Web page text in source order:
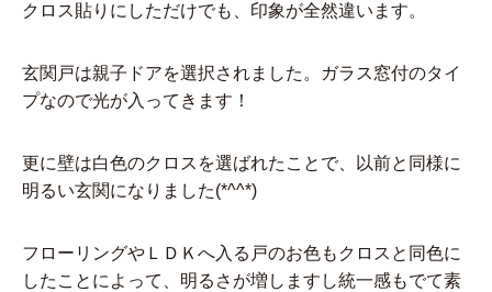
クロス貼りにしただけでも、印象が全然違います。
玄関戸は親子ドアを選択されました。ガラス窓付のタイ
プなので光が入ってきます！
更に壁は白色のクロスを選ばれたことで、以前と同様に
明るい玄関になりました(*^^*)
フローリングやＬＤＫへ入る戸のお色もクロスと同色に
したことによって、明るさが増しますし統一感もでて素